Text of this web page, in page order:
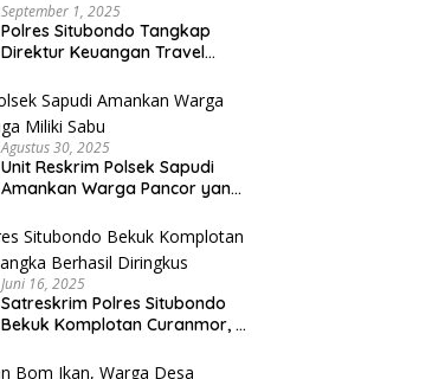
September 1, 2025
Polres Situbondo Tangkap
Direktur Keuangan Travel
Capai Miliaran Rupiah
Agustus 30, 2025
Unit Reskrim Polsek Sapudi
Amankan Warga Pancor yang
Juni 16, 2025
Satreskrim Polres Situbondo
Bekuk Komplotan Curanmor, 9